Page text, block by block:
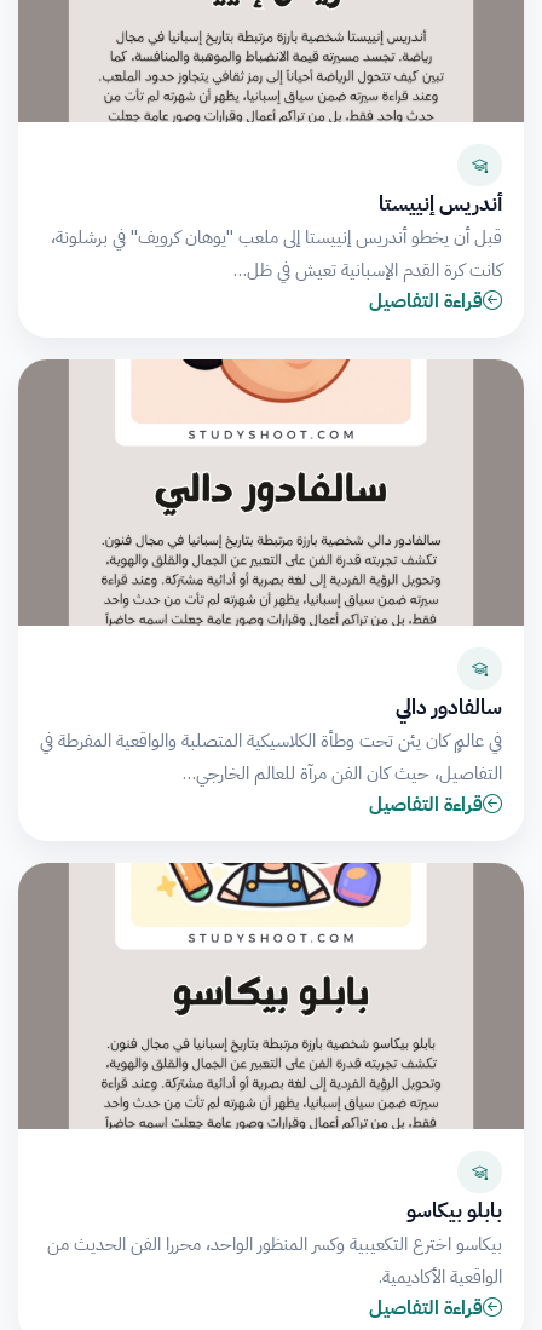
أندريس إنييستا
قبل أن يخطو أندريس إنييستا إلى ملعب "يوهان كرويف" في برشلونة،
كانت كرة القدم الإسبانية تعيش في ظل…
قراءة التفاصيل
سالفادور دالي
في عالمٍ كان يئن تحت وطأة الكلاسيكية المتصلبة والواقعية المفرطة في
التفاصيل، حيث كان الفن مرآة للعالم الخارجي…
قراءة التفاصيل
بابلو بيكاسو
بيكاسو اخترع التكعيبية وكسر المنظور الواحد، محررا الفن الحديث من
الواقعية الأكاديمية.
قراءة التفاصيل